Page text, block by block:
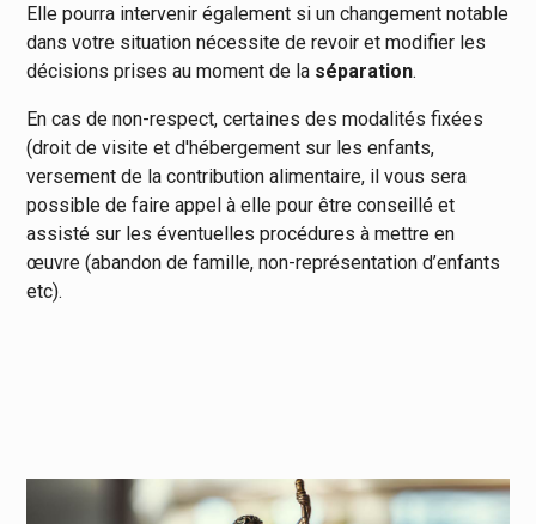
Elle pourra intervenir également si un changement notable
dans votre situation nécessite de revoir et modifier les
décisions prises au moment de la séparation.
En cas de non-respect, certaines des modalités fixées
(droit de visite et d'hébergement sur les enfants,
versement de la contribution alimentaire, il vous sera
possible de faire appel à elle pour être conseillé et
assisté sur les éventuelles procédures à mettre en
œuvre (abandon de famille, non-représentation d’enfants
etc).